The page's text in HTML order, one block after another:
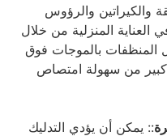
والكيراتين والرؤوس
العناية المنزلية من خلال
المنظفات بالموجات فوق
من سهولة امتصاص
:: يمكن أن يؤدي التدليك